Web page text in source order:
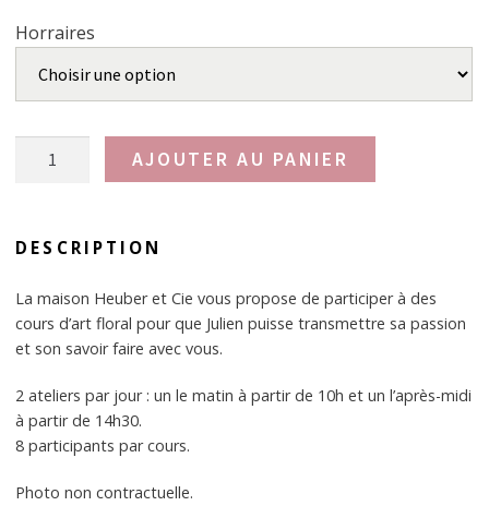
Nos réalisations
Actualités
Horraires
quantité
ce
nous
plait,
16
Mai.
AJOUTER AU PANIER
DESCRIPTION
La maison Heuber et Cie vous propose de participer à des
cours d’art floral pour que Julien puisse transmettre sa passion
et son savoir faire avec vous.
2 ateliers par jour : un le matin à partir de 10h et un l’après-midi
à partir de 14h30.
8 participants par cours.
Photo non contractuelle.